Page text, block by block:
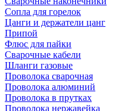
Сопла для горелок
Цанги и держатели цанг
Припой
Флюс для пайки
Сварочные кабели
Шланги газовые
Проволока сварочная
Проволока алюминий
Проволока в прутках
Проволока нержавейка